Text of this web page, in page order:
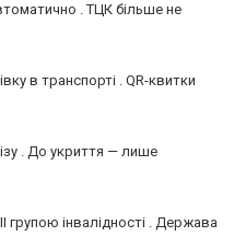
. ТЦК більше не
в транспорті . QR-квитки
. До укриття — лише
групою інвалідності . Держава